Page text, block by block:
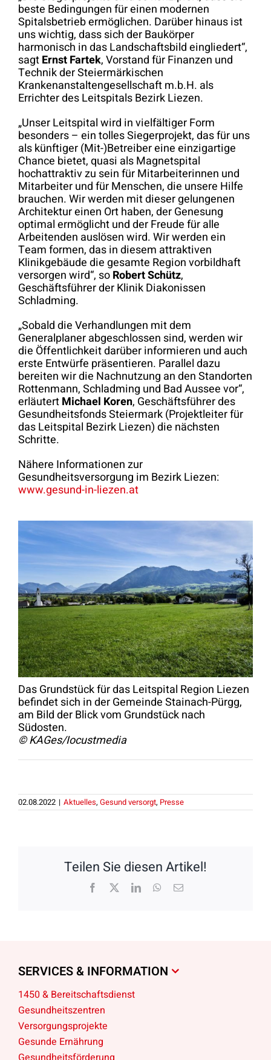
beste Bedingungen für einen modernen
Spitalsbetrieb ermöglichen. Darüber hinaus ist
uns wichtig, dass sich der Baukörper
harmonisch in das Landschaftsbild eingliedert“,
sagtErnst Fartek, Vorstand für Finanzen und
Technik der Steiermärkischen
Krankenanstaltengesellschaft m.b.H. als
Errichter des Leitspitals Bezirk Liezen.
„Unser Leitspital wird in vielfältiger Form
besonders – ein tolles Siegerprojekt, das für uns
als künftiger (Mit-)Betreiber eine einzigartige
Chance bietet, quasi als Magnetspital
hochattraktiv zu sein für Mitarbeiterinnen und
Mitarbeiter und für Menschen, die unsere Hilfe
brauchen. Wir werden mit dieser gelungenen
Architektur einen Ort haben, der Genesung
optimal ermöglicht und der Freude für alle
Arbeitenden auslösen wird. Wir werden ein
Team formen, das in diesem attraktiven
Klinikgebäude die gesamte Region vorbildhaft
versorgen wird“, soRobert Schütz,
Geschäftsführer der Klinik Diakonissen
Schladming.
„Sobald die Verhandlungen mit dem
Generalplaner abgeschlossen sind, werden wir
die Öffentlichkeit darüber informieren und auch
erste Entwürfe präsentieren. Parallel dazu
bereiten wir die Nachnutzung an den Standorten
Rottenmann, Schladming und Bad Aussee vor“,
erläutertMichael Koren, Geschäftsführer des
Gesundheitsfonds Steiermark (Projektleiter für
das Leitspital Bezirk Liezen) die nächsten
Schritte.
Nähere Informationen zur
Gesundheitsversorgung im Bezirk Liezen:
www.gesund-in-liezen.at
Das Grundstück für das Leitspital Region Liezen
befindet sich in der Gemeinde Stainach-Pürgg,
am Bild der Blick vom Grundstück nach
Südosten.
© KAGes/Iocustmedia
02.08.2022 | Aktuelles, Gesund versorgt, Presse
Teilen Sie diesen Artikel!
Facebook LinkedInWhatsApp
E-
SERVICES & INFORMATION
1450 & Bereitschaftsdienst
Gesundheitszentren
Versorgungsprojekte
Gesunde Ernährung